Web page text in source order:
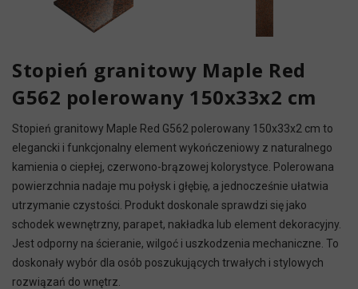
Stopień granitowy Maple Red
G562 polerowany 150x33x2 cm
Stopień granitowy Maple Red G562 polerowany 150x33x2 cm to
elegancki i funkcjonalny element wykończeniowy z naturalnego
kamienia o ciepłej, czerwono-brązowej kolorystyce. Polerowana
powierzchnia nadaje mu połysk i głębię, a jednocześnie ułatwia
utrzymanie czystości. Produkt doskonale sprawdzi się jako
schodek wewnętrzny, parapet, nakładka lub element dekoracyjny.
Jest odporny na ścieranie, wilgoć i uszkodzenia mechaniczne. To
doskonały wybór dla osób poszukujących trwałych i stylowych
rozwiązań do wnętrz.